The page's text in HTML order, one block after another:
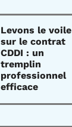
Levons le voile
sur le contrat
CDDI : un
tremplin
professionnel
efficace